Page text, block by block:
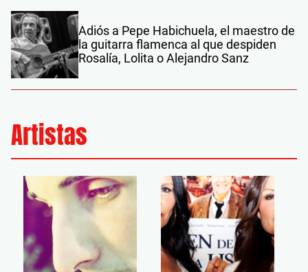
Adiós a Pepe Habichuela, el maestro de
la guitarra flamenca al que despiden
Rosalía, Lolita o Alejandro Sanz
Artistas